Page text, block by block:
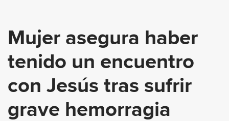
Mujer asegura haber
tenido un encuentro
con Jesús tras sufrir
grave hemorragia